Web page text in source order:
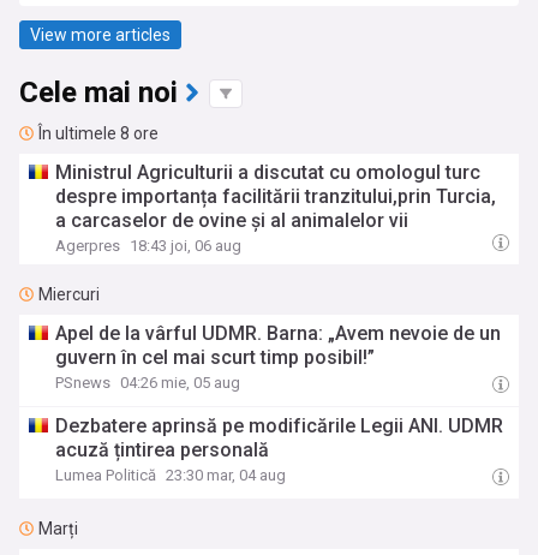
View more articles
Cele mai noi
În ultimele 8 ore
Ministrul Agriculturii a discutat cu omologul turc
despre importanța facilitării tranzitului,prin Turcia,
a carcaselor de ovine și al animalelor vii
Agerpres 18:43 joi, 06 aug
Miercuri
Apel de la vârful UDMR. Barna: „Avem nevoie de un
guvern în cel mai scurt timp posibil!”
PSnews 04:26 mie, 05 aug
Dezbatere aprinsă pe modificările Legii ANI. UDMR
acuză țintirea personală
Lumea Politică 23:30 mar, 04 aug
Marți